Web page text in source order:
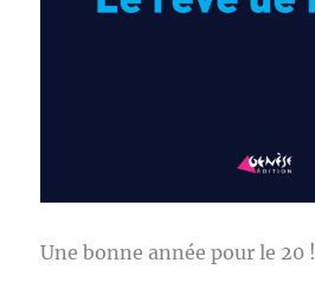
Une bonne année pour le 20 !